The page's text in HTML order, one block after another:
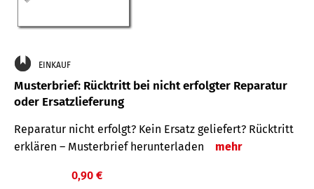
EINKAUF
Musterbrief: Rücktritt bei nicht erfolgter Reparatur
oder Ersatzlieferung
Reparatur nicht erfolgt? Kein Ersatz geliefert? Rücktritt
erklären – Musterbrief herunterladen
mehr
0,90 €